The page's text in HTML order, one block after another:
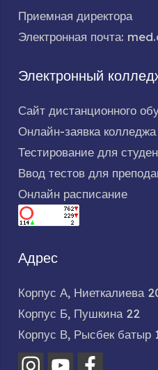
Приемная директора
Электронная почта:
Электронный
Сайт дистанционного
Онлайн-заявка колледжа
Тестирование для
Ввод тестов для
Онлайн расписание
Адрес
Корпус А, Ниеткалиева
Корпус Б, Пушкина 22
Корпус В, Рысбек батыр